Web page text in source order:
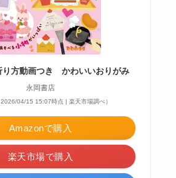
り方動画つき かわいいおりがみ
永岡書店
2026/04/15 15:07時点 | 楽天市場調べ）
Amazonで購入
楽天市場で購入